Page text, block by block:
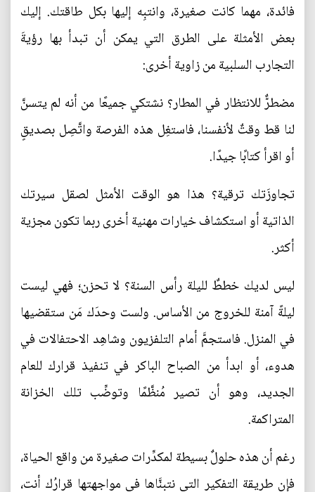
فائدة، مهما كانت صغيرة، وانتبِه إليها بكل طاقتك. إليك
بعض الأمثلة على الطرق التي يمكن أن تبدأ بها رؤيةَ
التجارب السلبية من زاوية أخرى:
مضطرٌّ للانتظار في المطار؟ نشتكي جميعًا من أنه لم يتسنَّ
لنا قط وقتٌ لأنفسنا، فاستغِل هذه الفرصة واتَّصِل بصديقٍ
أو اقرأ كتابًا جيدًا.
تجاوزَتك ترقية؟ هذا هو الوقت الأمثل لصقل سيرتك
الذاتية أو استكشاف خيارات مهنية أخرى ربما تكون مجزية
أكثر.
ليس لديك خططٌ لليلة رأس السنة؟ لا تحزن؛ فهي ليست
ليلةً آمنة للخروج من الأساس. ولست وحدَك مَن ستقضيها
في المنزل. فاستجمَّ أمام التلفزيون وشاهِد الاحتفالات في
هدوء، أو ابدأ من الصباح الباكر في تنفيذ قرارك للعام
الجديد، وهو أن تصير مُنظَّمًا وتوضِّب تلك الخزانة
المتراكمة.
رغم أن هذه حلولٌ بسيطة لمكدِّرات صغيرة من واقع الحياة،
فإن طريقة التفكير التي نتبنَّاها في مواجهتها قرارُك أنت،